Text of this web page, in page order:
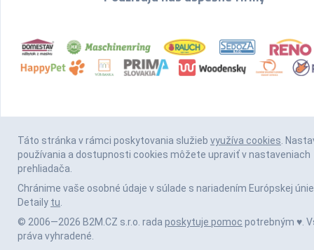
Táto stránka v rámci poskytovania služieb využíva cookies.
používania a dostupnosti cookies môžete upraviť v nastaveniach
prehliadača.
Chránime vaše osobné údaje v súlade s nariadením Európskej únie
Detaily tu.
© 2006—2026 B2M.CZ s.r.o. rada poskytuje pomoc potrebným ♥️.
práva vyhradené.